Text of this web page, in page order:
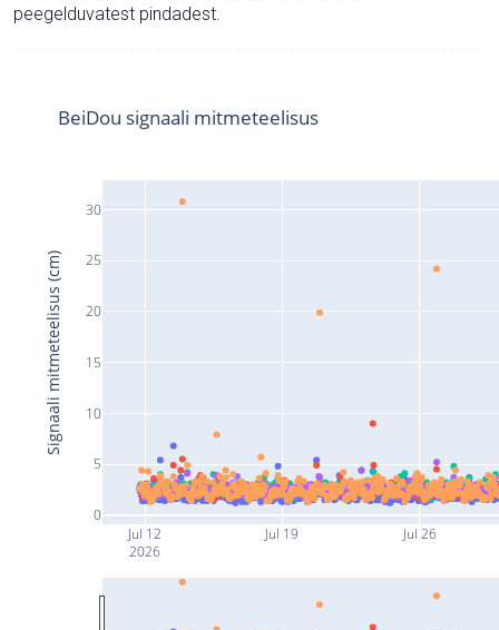
peegelduvatest pindadest.
Jul 12
2026
Jul 19 Jul 26
0
5
10
15
20
25
30
BeiDou signaali mitmeteelisus
Signaali mitmeteelisus (cm)